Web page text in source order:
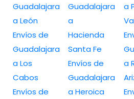
Guadalajara
a León
Envíos de
Guadalajara
a Los
Cabos
Envíos de
Guadalajara
a
Hacienda
Santa Fe
Envíos de
Guadalajara
a Heroica
a
a